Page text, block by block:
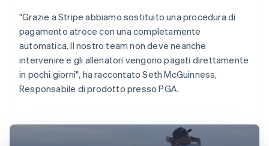
"Grazie a Stripe abbiamo sostituito una procedura di
pagamento atroce con una completamente
automatica. Il nostro team non deve neanche
intervenire e gli allenatori vengono pagati direttamente
in pochi giorni", ha raccontato Seth McGuinness,
Responsabile di prodotto presso PGA.